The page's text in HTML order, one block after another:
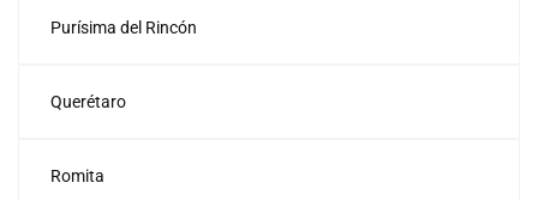
Purísima del Rincón
Querétaro
Romita